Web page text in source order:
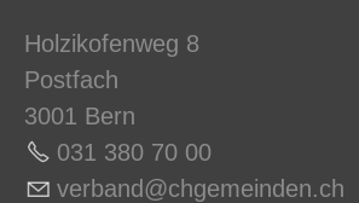
Holzikofenweg 8
Postfach
3001 Bern
031 380 70 00
v rb nd chg m nd n ch